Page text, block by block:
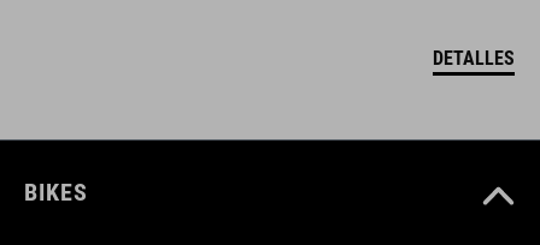
DETALLES
BIKES